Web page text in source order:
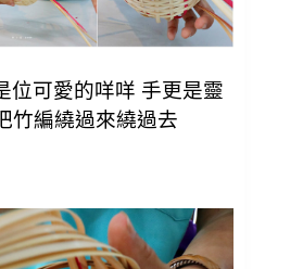
位可愛的咩咩 手更是靈
竹編繞過來繞過去